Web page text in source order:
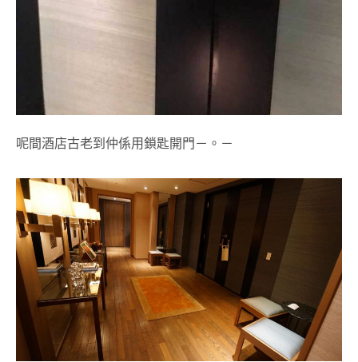
呢間酒店古老到仲係用鎖匙開門－。－